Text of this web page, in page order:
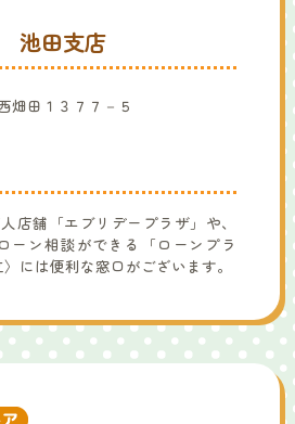
池田支店
畑田１３７７－５
店舗「エブリデープラザ」や、
ーン相談ができる「ローンプラ
には便利な窓口がございます。